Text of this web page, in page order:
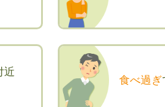
近
食べ過ぎ